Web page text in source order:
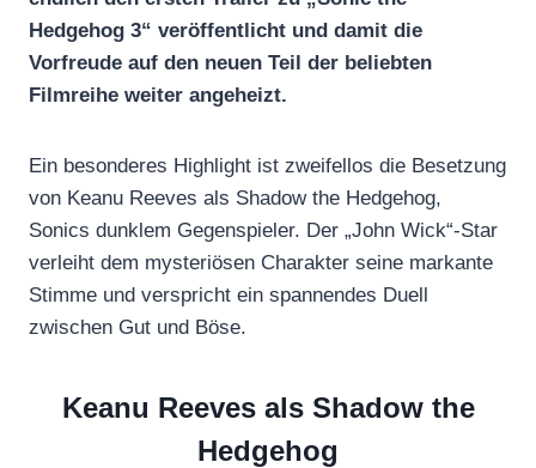
Hedgehog 3“ veröffentlicht und damit die
Vorfreude auf den neuen Teil der beliebten
Filmreihe weiter angeheizt.
Ein besonderes Highlight ist zweifellos die Besetzung
von Keanu Reeves als Shadow the Hedgehog,
Sonics dunklem Gegenspieler. Der „John Wick“-Star
verleiht dem mysteriösen Charakter seine markante
Stimme und verspricht ein spannendes Duell
zwischen Gut und Böse.
Keanu Reeves als Shadow the
Hedgehog